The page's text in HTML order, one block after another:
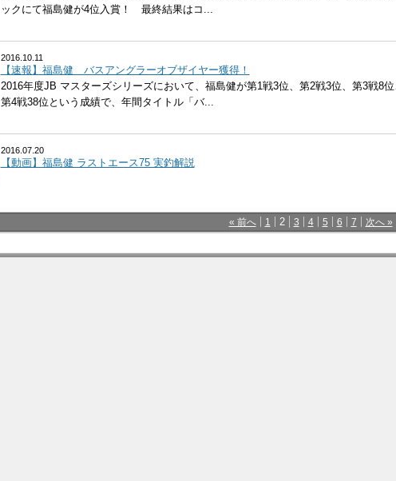
ックにて福島健が4位入賞！ 最終結果はコ...
2016.10.11
【速報】福島健 バスアングラーオブザイヤー獲得！
2016年度JB マスターズシリーズにおいて、福島健が第1戦3位、第2戦3位、第3戦8位
第4戦38位という成績で、年間タイトル「バ...
2016.07.20
【動画】福島健 ラストエース75 実釣解説
« 前へ 1 2 3 4 5 6 7 次へ »